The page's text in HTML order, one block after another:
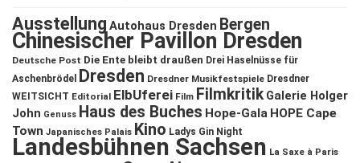
Ausstellung Autohaus Dresden Bergen
Chinesischer Pavillon Dresden
Deutsche Post Die Ente bleibt draußen Drei Haselnüsse für
Aschenbrödel
Dresden Dresdner Musikfestspiele Dresdner
WEITSICHT Editorial ElbUferei Film Filmkritik Galerie Holger
John Genuss Haus des Buches Hope-Gala HOPE Cape
Town Japanisches Palais Kino Ladys Gin Night
Landesbühnen Sachsen La Saxe à Paris